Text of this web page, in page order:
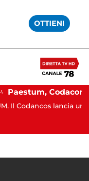
OTTIENI
lancia un appello